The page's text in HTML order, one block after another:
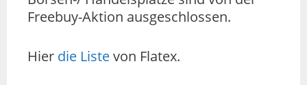
Freebuy-Aktion ausgeschlossen.
Hier die Listevon Flatex.